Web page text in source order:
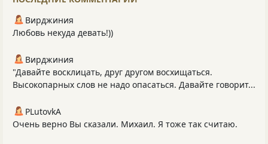
Вирджиния
Любовь некуда девать!))
Вирджиния
"Давайте восклицать, друг другом восхищаться.
Высокопарных слов не надо опасаться. Давайте говорит...
PLutоvkА
Очень верно Вы сказали. Михаил. Я тоже так считаю.